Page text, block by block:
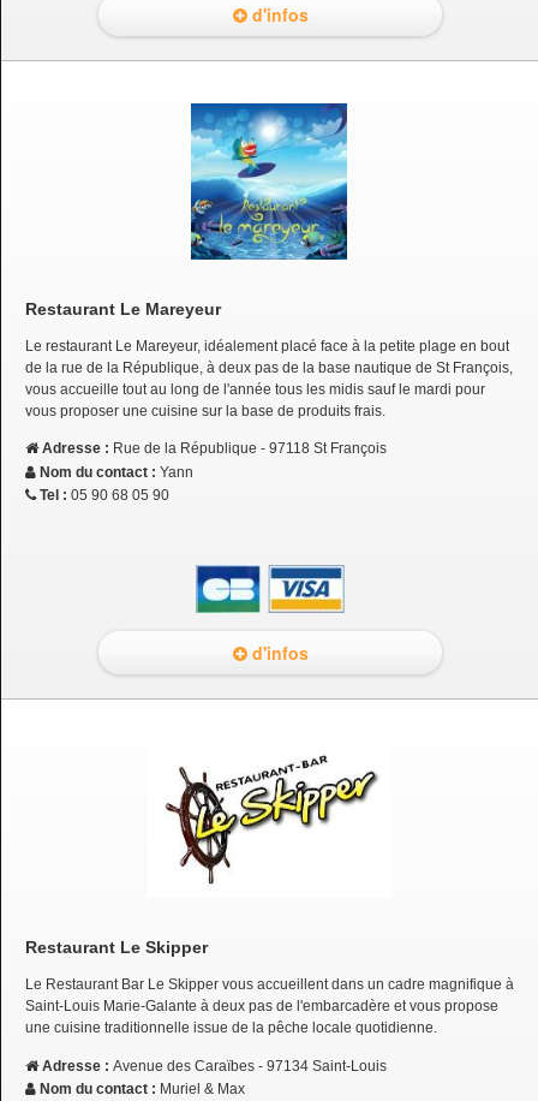
d'infos
Restaurant Le Mareyeur
Le restaurant Le Mareyeur, idéalement placé face à la petite plage en bout
de la rue de la République, à deux pas de la base nautique de St François,
vous accueille tout au long de l'année tous les midis sauf le mardi pour
vous proposer une cuisine sur la base de produits frais.
Adresse : Rue de la République - 97118 St François
Nom du contact : Yann
Tel : 05 90 68 05 90
d'infos
Restaurant Le Skipper
Le Restaurant Bar Le Skipper vous accueillent dans un cadre magnifique à
Saint-Louis Marie-Galante à deux pas de l'embarcadère et vous propose
une cuisine traditionnelle issue de la pêche locale quotidienne.
Adresse : Avenue des Caraïbes - 97134 Saint-Louis
Nom du contact : Muriel & Max